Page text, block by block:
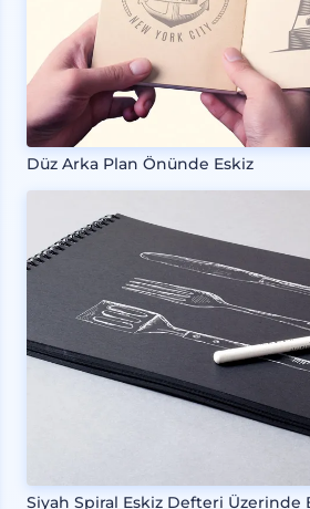
Düz Arka Plan Önünde Eskiz
Siyah Spiral Eskiz Defteri Üzerinde